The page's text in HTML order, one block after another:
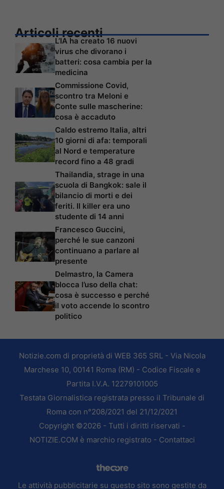
Articoli recenti
L’IA ha creato 16 nuovi
virus che divorano i
batteri: cosa cambia per la
medicina
Commissione Covid,
scontro tra Meloni e
Conte sulle mascherine:
cosa è accaduto
Caldo estremo Italia, altri
10 giorni di afa: temporali
al Nord e temperature
record fino a 48 gradi
Thailandia, strage in una
scuola di Bangkok: sale il
bilancio di morti e dei
feriti. Il killer era uno
studente di 14 anni
Francesco Guccini,
perché le sue canzoni
continuano a parlare al
presente
Delmastro, la Camera
blocca l’uso della chat:
cosa è successo e perché
il voto accende lo scontro
politico
Notizie.com di proprietà di WEB 365 SRL - Via Nicola
Marchese 10, 00141 Roma (RM) - Codice Fiscale e
Partita I.V.A. 12279101005
Testata Giornalistica registrata presso il Tribunale di
Roma con n°208/2021 del 21/12/2021
Copyright ©2026 - Tutti i diritti riservati -
NOTIZIE.COM è marchio registrato - Contattaci
Le attività pubblicitarie su questo sito sono gestite da